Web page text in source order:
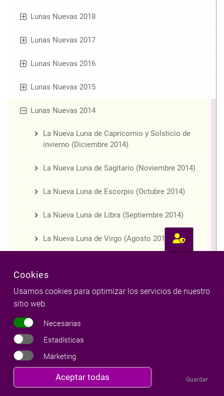
Lunas Nuevas 2018
Lunas Nuevas 2017
Lunas Nuevas 2016
Lunas Nuevas 2015
Lunas Nuevas 2014
La Nueva Luna de Capricornio y Solsticio de
invierno (Diciembre 2014)
La Nueva Luna de Sagitario (Noviembre 2014)
La Nueva Luna de Escorpio (Octubre 2014)
La Nueva Luna de Libra (Septiembre 2014)
La Nueva Luna de Virgo (Agosto 2014)
La Nueva Luna de Géminis (Mayo 2014)
La Nueva Luna de Aries (Marzo 2014)
La Nueva Luna de Piscis (Marzo 2014)
Cookies
Usamos cookies para optimizar los servicios de nuestro
sitio web.
Necesarias
Estadísticas
Márketing
Aceptar todas Guardar